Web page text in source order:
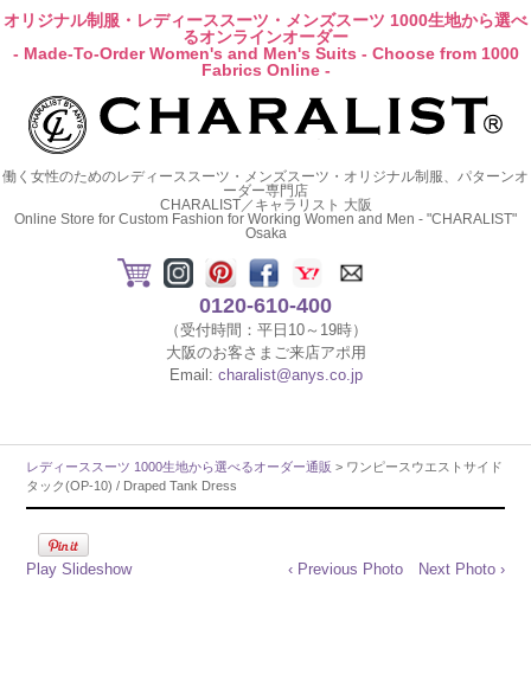
オリジナル制服・レディーススーツ・メンズスーツ 1000生地から選べ
るオンラインオーダー
- Made-To-Order Women's and Men's Suits - Choose from 1000
Fabrics Online -
働く女性のためのレディーススーツ・メンズスーツ・オリジナル制服、パターンオ
ーダー専門店
CHARALIST／キャラリスト 大阪
Online Store for Custom Fashion for Working Women and Men - "CHARALIST"
Osaka
0120-610-400
（受付時間：平日10～19時）
大阪のお客さまご来店アポ用
Email: charalist@anys.co.jp
レディーススーツ 1000生地から選べるオーダー通販 > ワンピースウエストサイド
タック(OP-10) / Draped Tank Dress
Play Slideshow ‹ Previous Photo Next Photo ›